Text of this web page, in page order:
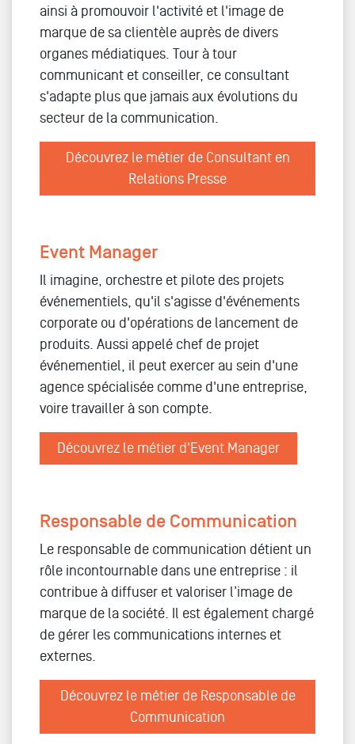
ainsi à promouvoir l'activité et l'image de
marque de sa clientèle auprès de divers
organes médiatiques. Tour à tour
communicant et conseiller, ce consultant
s'adapte plus que jamais aux évolutions du
secteur de la communication.
Découvrez le métier de Consultant en
Relations Presse
Event Manager
Il imagine, orchestre et pilote des projets
événementiels, qu'il s'agisse d'événements
corporate ou d'opérations de lancement de
produits. Aussi appelé chef de projet
événementiel, il peut exercer au sein d'une
agence spécialisée comme d'une entreprise,
voire travailler à son compte.
Découvrez le métier d'Event Manager
Responsable de Communication
Le responsable de communication détient un
rôle incontournable dans une entreprise : il
contribue à diffuser et valoriser l’image de
marque de la société. Il est également chargé
de gérer les communications internes et
externes.
Découvrez le métier de Responsable de
Communication